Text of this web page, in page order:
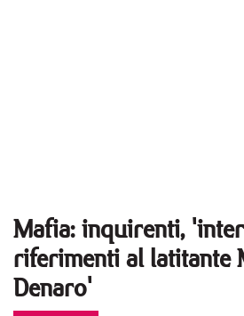
Mafia: inquirenti,
riferimenti al latitante
Denaro'